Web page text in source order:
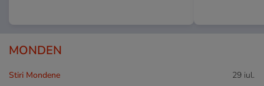
MONDEN
Stiri Mondene 29 iul.